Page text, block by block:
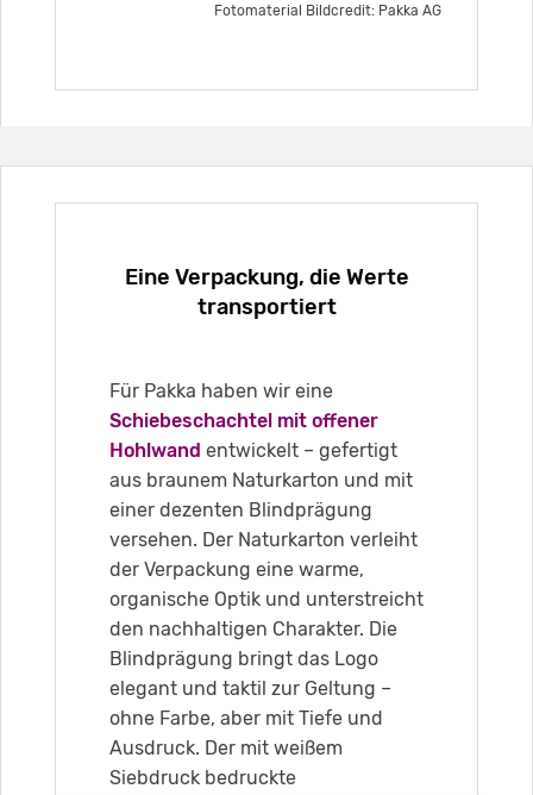
Fotomaterial Bildcredit: Pakka AG
Eine Verpackung, die Werte
transportiert
Für Pakka haben wir eine
Schiebeschachtel mit offener
Hohlwand entwickelt – gefertigt
aus braunem Naturkarton und mit
einer dezenten Blindprägung
versehen. Der Naturkarton verleiht
der Verpackung eine warme,
organische Optik und unterstreicht
den nachhaltigen Charakter. Die
Blindprägung bringt das Logo
elegant und taktil zur Geltung –
ohne Farbe, aber mit Tiefe und
Ausdruck. Der mit weißem
Siebdruck bedruckte